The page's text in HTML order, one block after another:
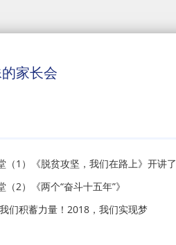
家长会
1）《脱贫攻坚，我们在路上》开讲了
2）《两个“奋斗十五年”》
们积蓄力量！2018，我们实现梦